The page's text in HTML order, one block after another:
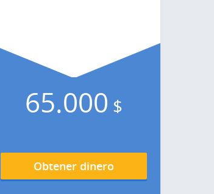
65.000 $
Obtener dinero